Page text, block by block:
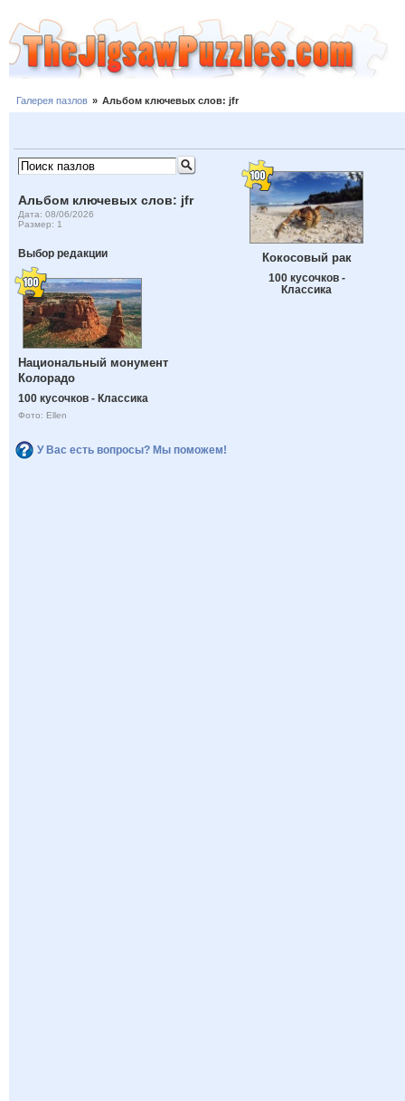
Галерея пазлов » Альбом ключевых слов: jfr
Альбом ключевых слов: jfr
Дата: 08/06/2026
Размер: 1
Выбор редакции
Национальный монумент
Колорадо
100 кусочков - Классика
Фото: Ellen
У Вас есть вопросы? Мы поможем!
Кокосовый рак
100 кусочков -
Классика